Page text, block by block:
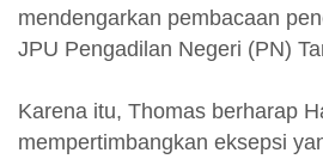
mendengarkan pembacaan
JPU Pengadilan Negeri (PN)
Karena itu, Thomas berharap
mempertimbangkan eksepsi